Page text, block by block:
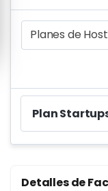
Planes de
Plan
Detalles de